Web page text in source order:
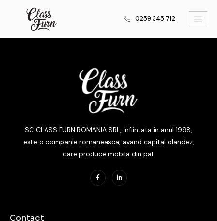
0259 345 712
SC CLASS FURN ROMANIA SRL, infiintata in anul 1998,
este o companie romaneasca, avand capital olandez,
care produce mobila din pal.
Contact